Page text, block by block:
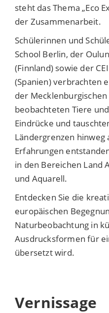
steht das Thema „Eco
der Zusammenarbeit.
Schülerinnen und
School Berlin, der
(Finnland) sowie der
(Spanien) verbrachten
der Mecklenburgischen
beobachteten Tiere
Eindrücke und
Ländergrenzen hinweg
Erfahrungen
in den Bereichen Land
und Aquarell.
Entdecken Sie die
europäischen
Naturbeobachtung in
Ausdrucksformen für
übersetzt wird.
Vernissage